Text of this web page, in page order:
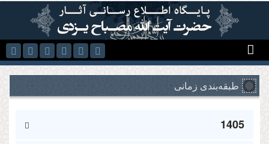
رفتن به محتوای اصلی
طبقه‌بندی زمانی
1405